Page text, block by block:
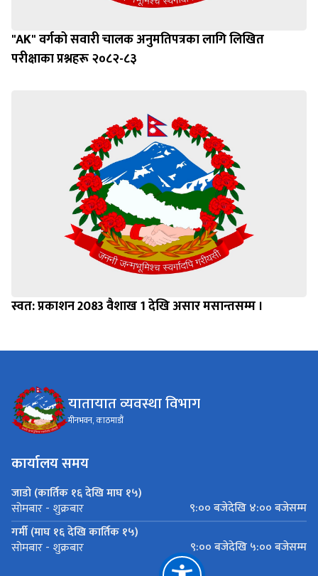
"AK" वर्गको सवारी चालक अनुमतिपत्रका लागि लिखित
परीक्षाका प्रश्नहरू २०८२-८३
स्वत: प्रकाशन 2083 वैशाख 1 देखि असार मसान्तसम्म ।
यातायात व्यवस्था विभाग
मीनभवन, काठमाडौं
कार्यालय समय
जाडो (कार्तिक १६ देखि माघ १५)
सोमबार - शुक्रबार
९:०० बजेदेखि ४:०० बजेसम्म
गर्मी (माघ १६ देखि कार्तिक १५)
सोमबार - शुक्रबार ९:०० बजेदेखि ५:०० बजेसम्म